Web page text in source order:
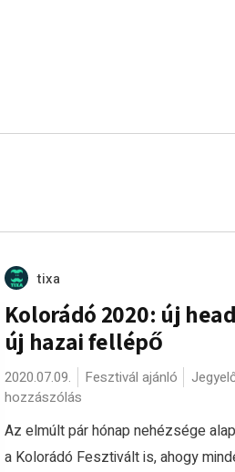
tixa
Kolorádó 2020: új
új hazai fellépő
2020.07.09. Fesztivál ajánló
hozzászólás
Az elmúlt pár hónap nehézsége
a Kolorádó Fesztivált is, ahogy